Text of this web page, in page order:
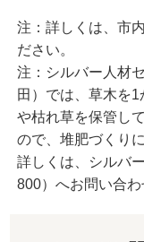
注：詳しくは、市
ださい。
注：シルバー人材
田）では、草木を
や枯れ草を保管し
ので、堆肥づくり
詳しくは、シルバ
800）へお問い合